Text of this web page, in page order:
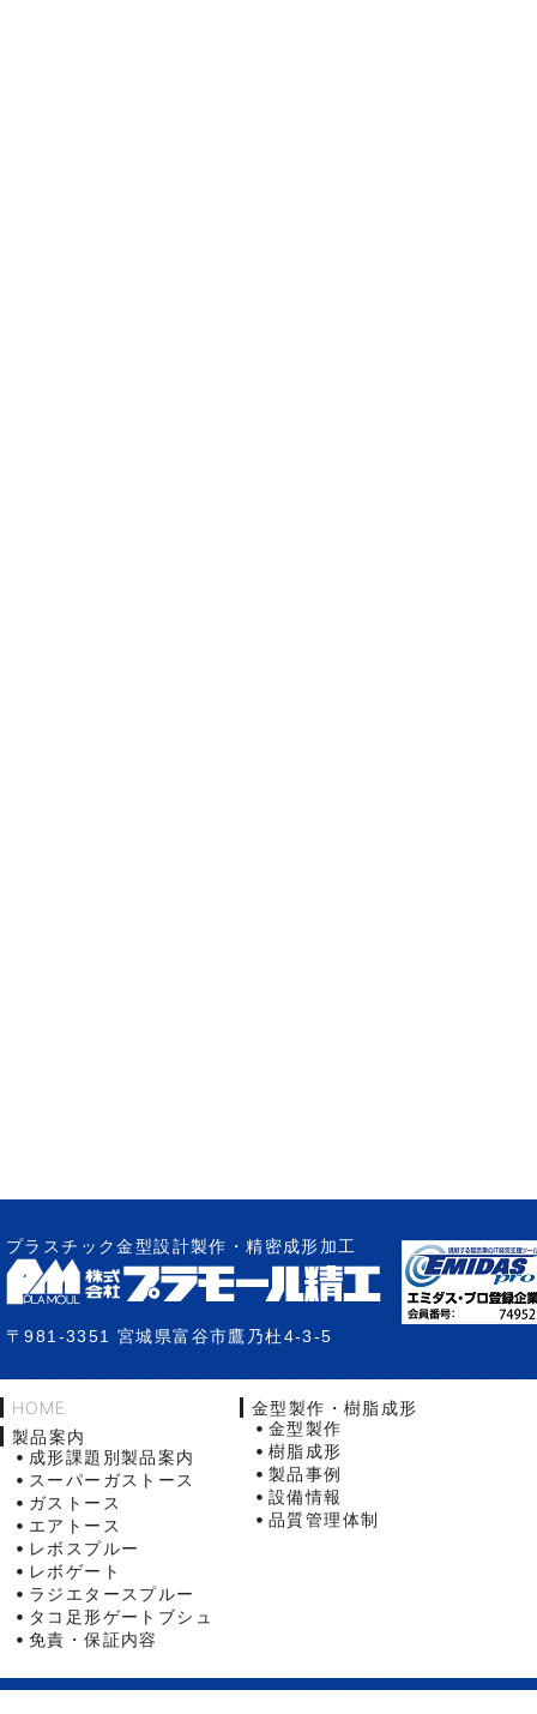
プラスチック金型設計製作・精密成形加工
〒981-3351 宮城県富谷市鷹乃杜4-3-5
HOME
製品案内
成形課題別製品案内
スーパーガストース
ガストース
エアトース
レボスプルー
レボゲート
ラジエタースプルー
タコ足形ゲートブシュ
免責・保証内容
金型製作・樹脂成形
金型製作
樹脂成形
製品事例
設備情報
品質管理体制